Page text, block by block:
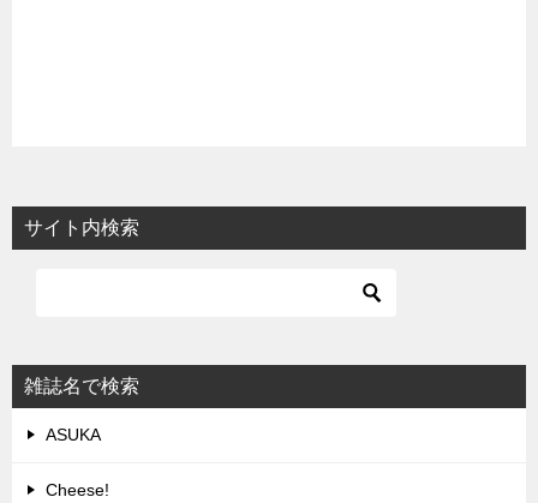
サイト内検索
雑誌名で検索
ASUKA
Cheese!